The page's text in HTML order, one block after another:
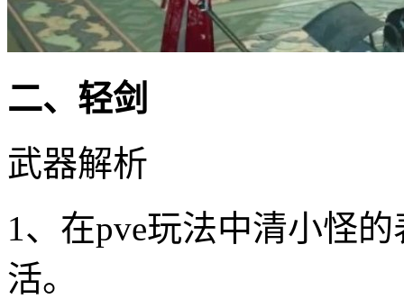
二、轻剑
武器解析
1、在pve玩法中清小怪
活。